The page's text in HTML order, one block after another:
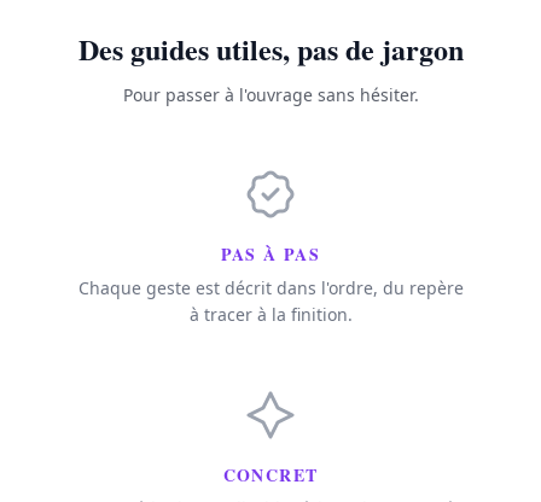
Des guides utiles, pas de jargon
Pour passer à l'ouvrage sans hésiter.
PAS À PAS
Chaque geste est décrit dans l'ordre, du repère
à tracer à la finition.
CONCRET